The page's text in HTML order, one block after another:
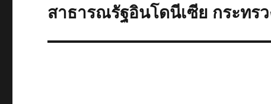
Next
สาธารณรัฐอินโดนีเซีย กระทร